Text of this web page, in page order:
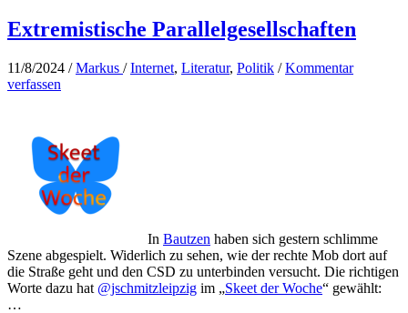
Extremistische Parallelgesellschaften
11/8/2024 /Markus /Internet, Literatur, Politik /Kommentar
verfassen
In Bautzen haben sich gestern schlimme
Szene abgespielt. Widerlich zu sehen, wie der rechte Mob dort auf
die Straße geht und den CSD zu unterbinden versucht. Die richtigen
Worte dazu hat @jschmitzleipzig im „Skeet der Woche“ gewählt:
…